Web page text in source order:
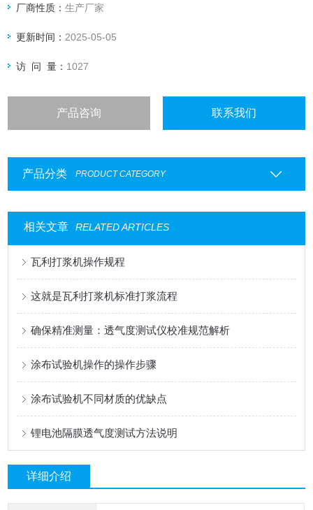
厂商性质：生产厂家
更新时间： 2025-05-05
访 问 量： 1027
产品咨询 联系我们
产品分类 PRODUCT CATEGORY
相关文章 RELATED ARTICLES
瓦利打浆机操作规程
这就是瓦利打浆机标准打浆流程
确保精准测量：透气度测试仪校准规范解析
涂布试验机操作的操作步骤
涂布试验机不同材质的优缺点
锂电池隔膜透气度测试方法说明
详细介绍